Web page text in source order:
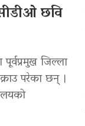
छवि
जिल्ला
परेका छन् ।